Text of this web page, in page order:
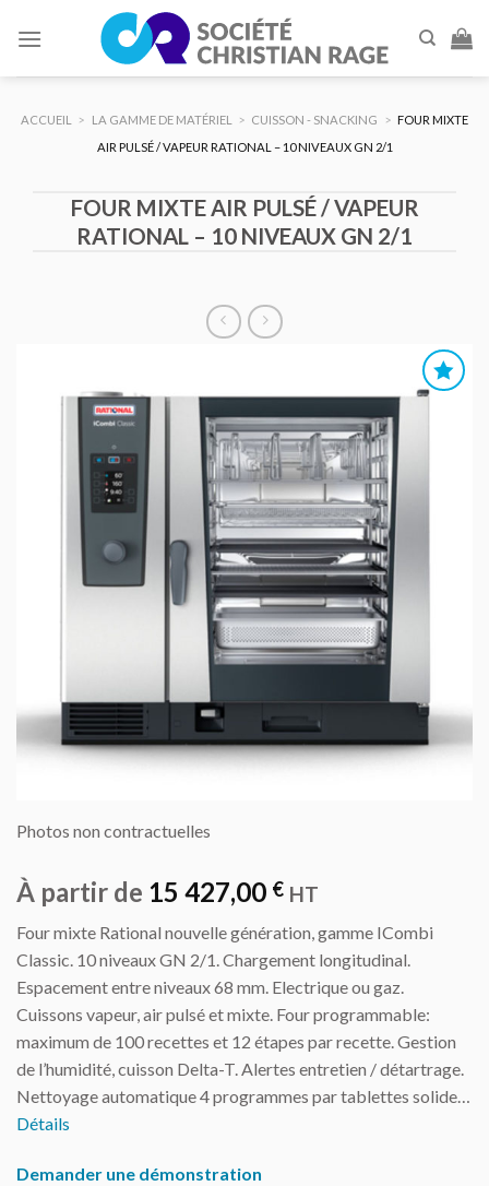
ACCUEIL > LA GAMME DE MATÉRIEL > CUISSON - SNACKING > FOUR MIXTE
AIR PULSÉ / VAPEUR RATIONAL – 10 NIVEAUX GN 2/1
FOUR MIXTE AIR PULSÉ / VAPEUR
RATIONAL – 10 NIVEAUX GN 2/1
AJOUTER
AU DEVIS
Photos non contractuelles
À partir de 15 427,00 € HT
Four mixte Rational nouvelle génération, gamme ICombi
Classic. 10 niveaux GN 2/1. Chargement longitudinal.
Espacement entre niveaux 68 mm. Electrique ou gaz.
Cuissons vapeur, air pulsé et mixte. Four programmable:
maximum de 100 recettes et 12 étapes par recette. Gestion
de l’humidité, cuisson Delta-T. Alertes entretien / détartrage.
Nettoyage automatique 4 programmes par tablettes solide…
Détails
Demander une démonstration